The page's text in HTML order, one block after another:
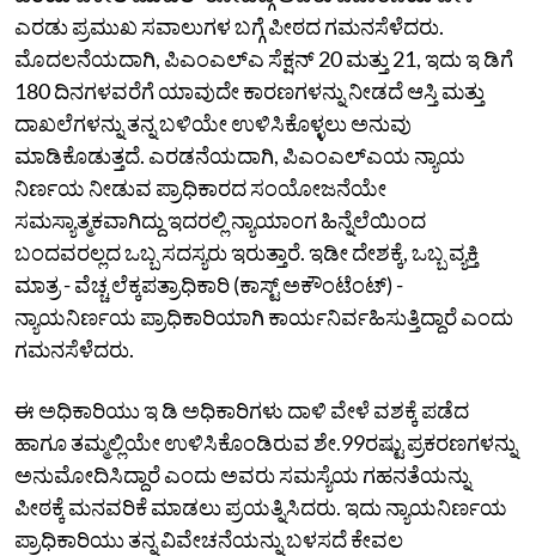
ಎರಡು ಪ್ರಮುಖ ಸವಾಲುಗಳ ಬಗ್ಗೆ ಪೀಠದ ಗಮನಸೆಳೆದರು.
ಮೊದಲನೆಯದಾಗಿ, ಪಿಎಂಎಲ್‌ಎ ಸೆಕ್ಷನ್ 20 ಮತ್ತು 21, ಇದು ಇ ಡಿಗೆ
180 ದಿನಗಳವರೆಗೆ ಯಾವುದೇ ಕಾರಣಗಳನ್ನು ನೀಡದೆ ಆಸ್ತಿ ಮತ್ತು
ದಾಖಲೆಗಳನ್ನು ತನ್ನ ಬಳಿಯೇ ಉಳಿಸಿಕೊಳ್ಳಲು ಅನುವು
ಮಾಡಿಕೊಡುತ್ತದೆ. ಎರಡನೆಯದಾಗಿ, ಪಿಎಂಎಲ್‌ಎಯ ನ್ಯಾಯ
ನಿರ್ಣಯ ನೀಡುವ ಪ್ರಾಧಿಕಾರದ ಸಂಯೋಜನೆಯೇ
ಸಮಸ್ಯಾತ್ಮಕವಾಗಿದ್ದು ಇದರಲ್ಲಿ ನ್ಯಾಯಾಂಗ ಹಿನ್ನೆಲೆಯಿಂದ
ಬಂದವರಲ್ಲದ ಒಬ್ಬ ಸದಸ್ಯರು ಇರುತ್ತಾರೆ. ಇಡೀ ದೇಶಕ್ಕೆ, ಒಬ್ಬ ವ್ಯಕ್ತಿ
ಮಾತ್ರ - ವೆಚ್ಚ ಲೆಕ್ಕಪತ್ರಾಧಿಕಾರಿ (ಕಾಸ್ಟ್‌ ಅಕೌಂಟೆಂಟ್‌) -
ನ್ಯಾಯನಿರ್ಣಯ ಪ್ರಾಧಿಕಾರಿಯಾಗಿ ಕಾರ್ಯನಿರ್ವಹಿಸುತ್ತಿದ್ದಾರೆ ಎಂದು
ಗಮನಸೆಳೆದರು.
ಈ ಅಧಿಕಾರಿಯು ಇ ಡಿ ಅಧಿಕಾರಿಗಳು ದಾಳಿ ವೇಳೆ ವಶಕ್ಕೆ ಪಡೆದ
ಹಾಗೂ ತಮ್ಮಲ್ಲಿಯೇ ಉಳಿಸಿಕೊಂಡಿರುವ ಶೇ.99ರಷ್ಟು ಪ್ರಕರಣಗಳನ್ನು
ಅನುಮೋದಿಸಿದ್ದಾರೆ ಎಂದು ಅವರು ಸಮಸ್ಯೆಯ ಗಹನತೆಯನ್ನು
ಪೀಠಕ್ಕೆ ಮನವರಿಕೆ ಮಾಡಲು ಪ್ರಯತ್ನಿಸಿದರು. ಇದು ನ್ಯಾಯನಿರ್ಣಯ
ಪ್ರಾಧಿಕಾರಿಯು ತನ್ನ ವಿವೇಚನೆಯನ್ನು ಬಳಸದೆ ಕೇವಲ